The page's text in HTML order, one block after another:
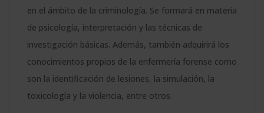
en el ámbito de la criminología. Se formará en materia
de psicología, interpretación y las técnicas de
investigación básicas. Además, también adquirirá los
conocimientos propios de la enfermería forense como
son la identificación de lesiones, la simulación, la
toxicología y la violencia, entre otros.